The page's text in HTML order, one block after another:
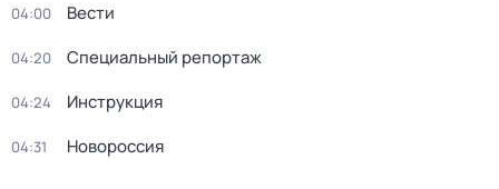
04:00 Вести
04:20 Специальный репортаж
04:24 Инструкция
04:31 Новороссия